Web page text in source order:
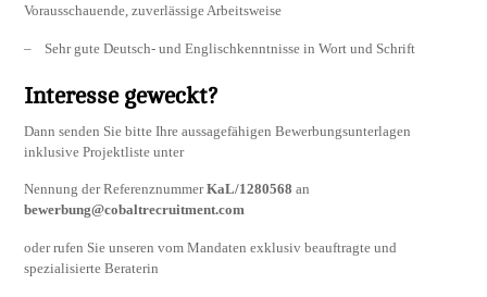
Vorausschauende, zuverlässige Arbeitsweise
– Sehr gute Deutsch- und Englischkenntnisse in Wort und Schrift
Interesse geweckt?
Dann senden Sie bitte Ihre aussagefähigen Bewerbungsunterlagen
inklusive Projektliste unter
Nennung der ReferenznummerKaL/1280568 an
bewerbung@cobaltrecruitment.com
oder rufen Sie unseren vom Mandaten exklusiv beauftragte und
spezialisierte Beraterin